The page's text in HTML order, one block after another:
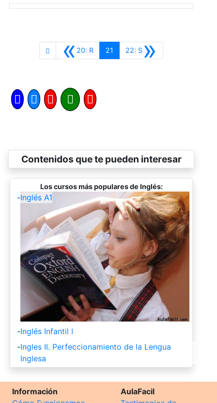
«20: RAnterior
21 »
22: SSiguiente
Contenidos que te pueden interesar
Los cursos más populares de Inglés:
-Inglés A1
-Inglés Infantil I
-Ingles II. Perfeccionamiento de la Lengua
Inglesa
Información
AulaFacil